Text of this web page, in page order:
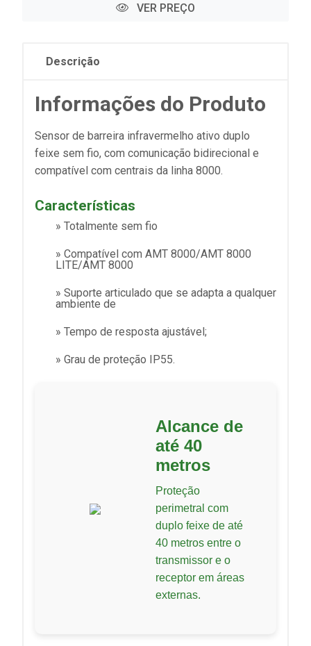
VER PREÇO
Descrição
Informações do Produto
Sensor de barreira infravermelho ativo duplo
feixe sem fio, com comunicação bidirecional e
compatível com centrais da linha 8000.
Características
» Totalmente sem fio
» Compatível com AMT 8000/AMT 8000
LITE/AMT 8000
» Suporte articulado que se adapta a qualquer
ambiente de
» Tempo de resposta ajustável;
» Grau de proteção IP55.
Alcance de
até 40
metros
Proteção
perimetral com
duplo feixe de até
40 metros entre o
transmissor e o
receptor em áreas
externas.